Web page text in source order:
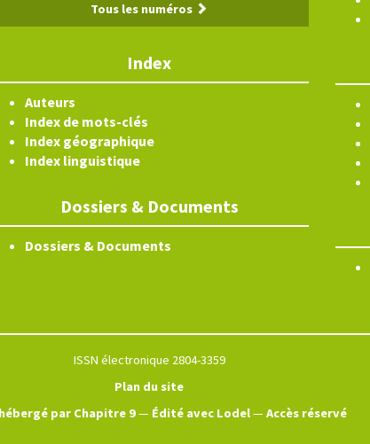
Tous les numéros
Index
Auteurs
Index de mots-clés
Index géographique
Index linguistique
Dossiers & Documents
Dossiers & Documents
ISSN électronique 2804-3359
Plan du site
par Chapitre 9— Édité avec Lodel— Accès réservé